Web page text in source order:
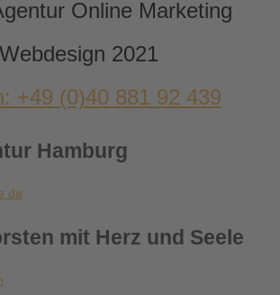
+49 (0)40 881 92 439
Hamburg
mit Herz und Seele